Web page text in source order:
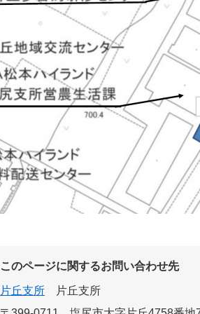
このページに関するお問い合わせ先
片丘支所
片丘支所